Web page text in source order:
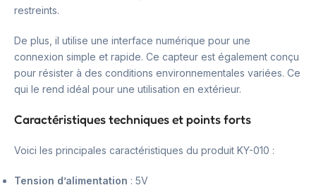
restreints.
De plus, il utilise une interface numérique pour une
connexion simple et rapide. Ce capteur est également conçu
pour résister à des conditions environnementales variées. Ce
qui le rend idéal pour une utilisation en extérieur.
Caractéristiques techniques et points forts
Voici les principales caractéristiques du produit KY-010 :
Tension d’alimentation : 5V